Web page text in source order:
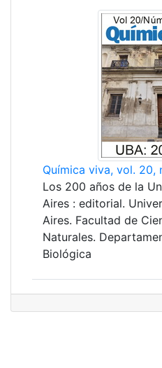
Química viva, vol. 20,
Los 200 años de la
Aires : editorial.
Aires. Facultad de
Naturales.
Biológica